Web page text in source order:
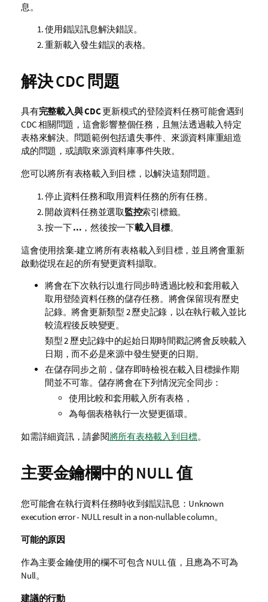
息。
使用錯誤訊息解決錯誤。
重新載入發生錯誤的表格。
解決 CDC 問題
具有完整載入與 CDC更新模式的登陸資料任務可能會遇到
CDC 相關問題，這會影響整個任務，且無法透過載入特定
表格來解決。問題範例包括遺失事件、來源資料庫重組造
成的問題，或讀取來源資料庫事件失敗。
您可以將所有表格載入到目標，以解決這類問題。
停止資料任務和取用資料任務的所有任務。
開啟資料任務並選取監控索引標籤。
按一下... ，然後按一下載入目標。
這會使用捨棄-建立將所有表格載入到目標，並且將會重新
啟動從現在起的所有變更資料擷取。
將會在下次執行以進行同步時透過比較和套用載入
取用登陸資料任務的儲存任務。將會保留現有歷史
記錄。將會更新類型 2 歷史記錄，以在執行載入並比
較流程後反映變更。
類型 2 歷史記錄中的起始日期時間戳記將會反映載入
日期，而不必是來源中發生變更的日期。
在儲存同步之前，儲存即時檢視在載入目標操作期
間並不可靠。儲存將會在下列情況完全同步：
使用比較和套用載入所有表格，
為每個表格執行一次變更循環。
如需詳細資訊，請參閱將所有表格載入到目標。
主要金鑰欄中的 NULL 值
您可能會在執行資料任務時收到錯誤訊息： Unknown
execution error - NULL result in a non-nullable column。
可能的原因
作為主要金鑰使用的欄不可包含 NULL 值，且應為不可為
Null。
建議的行動